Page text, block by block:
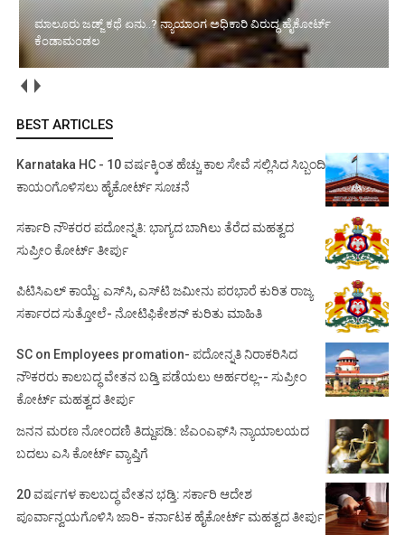
ಜನನ-ಮರಣ ನೋಂದಣಿ: ವಿಳಂಬ ಮಾಡಿದರೆ ಸಂಕಷ್ಟ - ಕಠಿಣ ಕಾಯ್ದೆಗೆ ಕೇಂದ್ರ
ಸರ್ಕಾರ ಸಿದ್ಧತೆ
BEST ARTICLES
Karnataka HC - 10 ವರ್ಷಕ್ಕಿಂತ ಹೆಚ್ಚು ಕಾಲ ಸೇವೆ ಸಲ್ಲಿಸಿದ ಸಿಬ್ಬಂದಿ
ಕಾಯಂಗೊಳಿಸಲು ಹೈಕೋರ್ಟ್ ಸೂಚನೆ
ಸರ್ಕಾರಿ ನೌಕರರ ಪದೋನ್ನತಿ: ಭಾಗ್ಯದ ಬಾಗಿಲು ತೆರೆದ ಮಹತ್ವದ
ಸುಪ್ರೀಂ ಕೋರ್ಟ್ ತೀರ್ಪು
ಪಿಟಿಸಿಎಲ್ ಕಾಯ್ದೆ: ಎಸ್‌ಸಿ, ಎಸ್‌ಟಿ ಜಮೀನು ಪರಭಾರೆ ಕುರಿತ ರಾಜ್ಯ
ಸರ್ಕಾರದ ಸುತ್ತೋಲೆ- ನೋಟಿಫಿಕೇಶನ್‌ ಕುರಿತು ಮಾಹಿತಿ
SC on Employees promation- ಪದೋನ್ನತಿ ನಿರಾಕರಿಸಿದ
ನೌಕರರು ಕಾಲಬದ್ಧ ವೇತನ ಬಡ್ತಿ ಪಡೆಯಲು ಅರ್ಹರಲ್ಲ-- ಸುಪ್ರೀಂ
ಕೋರ್ಟ್ ಮಹತ್ವದ ತೀರ್ಪು
ಜನನ ಮರಣ ನೋಂದಣಿ ತಿದ್ದುಪಡಿ: ಜೆಎಂಎಫ್‌ಸಿ ನ್ಯಾಯಾಲಯದ
ಬದಲು ಎಸಿ ಕೋರ್ಟ್‌ ವ್ಯಾಪ್ತಿಗೆ
20 ವರ್ಷಗಳ ಕಾಲಬದ್ಧ ವೇತನ ಭಡ್ತಿ: ಸರ್ಕಾರಿ ಆದೇಶ
ಪೂರ್ವಾನ್ವಯಗೊಳಿಸಿ ಜಾರಿ- ಕರ್ನಾಟಕ ಹೈಕೋರ್ಟ್ ಮಹತ್ವದ ತೀರ್ಪು